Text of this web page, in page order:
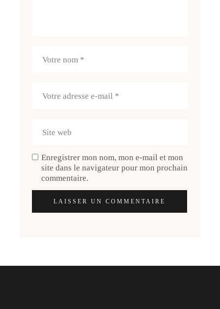
Enregistrer mon nom, mon e-mail et mon
site dans le navigateur pour mon prochain
commentaire.
LAISSER UN COMMENTAIRE